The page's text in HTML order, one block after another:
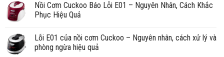
Nồi Cơm Cuckoo Báo Lỗi E01 – Nguyên Nhân, Cách Khắc
Phục Hiệu Quả
Lỗi E01 của nồi cơm Cuckoo – Nguyên nhân, cách xử lý và
phòng ngừa hiệu quả